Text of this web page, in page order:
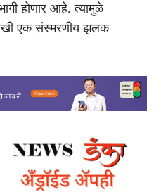
होणार आहे. त्यामुळे
एक संस्मरणीय झलक